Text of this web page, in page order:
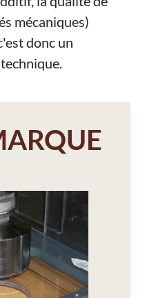
mécaniques)
donc un